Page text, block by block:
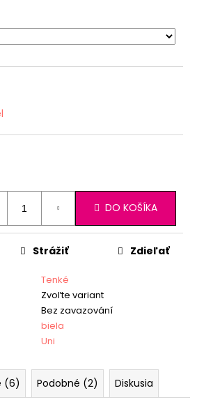
DO KOŠÍKA
Tenké
Zvoľte variant
Bez zavazování
biela
Uni
Strážiť Zdieľať
(6) Podobné (2) Diskusia